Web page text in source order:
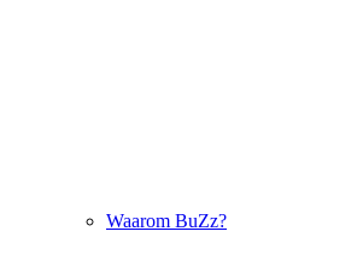
Waarom BuZz?